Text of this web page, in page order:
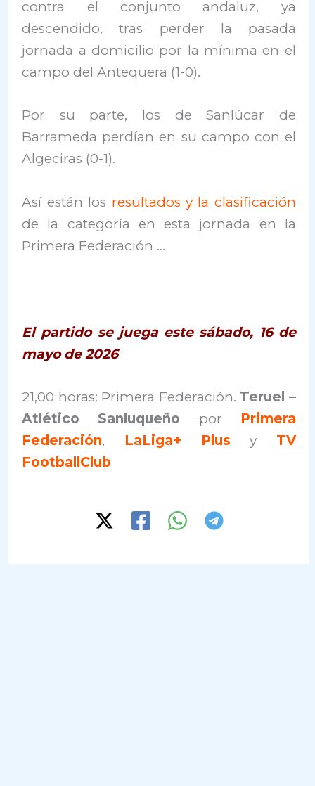
contra el conjunto andaluz, ya
descendido, tras perder la pasada
jornada a domicilio por la mínima en el
campo del Antequera (1-0).
Por su parte, los de Sanlúcar de
Barrameda perdían en su campo con el
Algeciras (0-1).
Así están los resultados y la clasificación
de la categoría en esta jornada en la
Primera Federación …
El partido se juega este sábado, 16 de
mayo de 2026
21,00 horas: Primera Federación. Teruel –
Atlético Sanluqueño por Primera
Federación, LaLiga+ Plus y TV
FootballClub